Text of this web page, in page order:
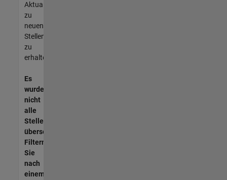
Aktualisierungen
zu
neuen
Stellenangeboten
zu
erhalten.
Es
wurden
nicht
alle
Stellen
übersetzt.
Filtern
Sie
nach
einem